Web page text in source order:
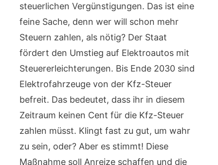
steuerlichen Vergünstigungen. Das ist eine
feine Sache, denn wer will schon mehr
Steuern zahlen, als nötig? Der Staat
fördert den Umstieg auf Elektroautos mit
Steuererleichterungen. Bis Ende 2030 sind
Elektrofahrzeuge von der Kfz-Steuer
befreit. Das bedeutet, dass ihr in diesem
Zeitraum keinen Cent für die Kfz-Steuer
zahlen müsst. Klingt fast zu gut, um wahr
zu sein, oder? Aber es stimmt! Diese
Maßnahme soll Anreize schaffen und die